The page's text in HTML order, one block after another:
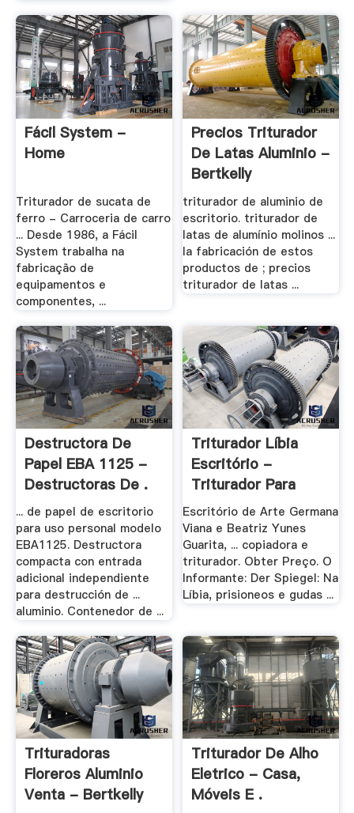
Fácil System -
Home
Triturador de sucata de
ferro - Carroceria de carro
... Desde 1986, a Fácil
System trabalha na
fabricação de
equipamentos e
componentes, ...
Precios Triturador
De Latas Aluminio -
Bertkelly
triturador de aluminio de
escritorio. triturador de
latas de alumínio molinos ...
la fabricación de estos
productos de ; precios
triturador de latas ...
Destructora De
Papel EBA 1125 -
Destructoras De .
... de papel de escritorio
para uso personal modelo
EBA1125. Destructora
compacta con entrada
adicional independiente
para destrucción de ...
aluminio. Contenedor de ...
Triturador Líbia
Escritório -
Triturador Para
Venda
Escritório de Arte Germana
Viana e Beatriz Yunes
Guarita, ... copiadora e
triturador. Obter Preço. O
Informante: Der Spiegel: Na
Líbia, prisioneos e gudas ...
Trituradoras
Floreros Aluminio
Venta - Bertkelly
Triturador De Alho
Eletrico - Casa,
Móveis E .